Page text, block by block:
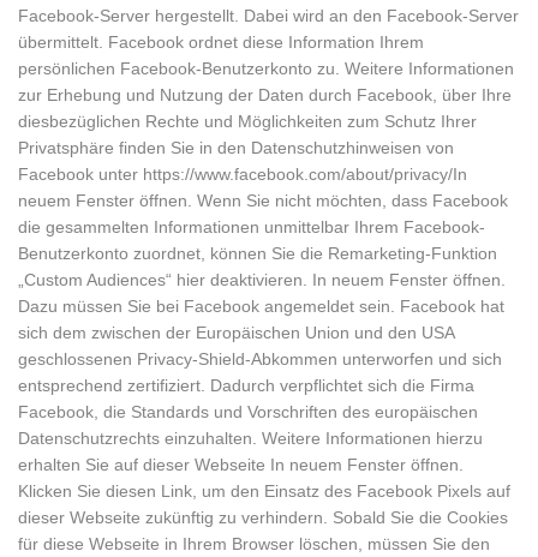
Facebook-Server hergestellt. Dabei wird an den Facebook-Server
übermittelt. Facebook ordnet diese Information Ihrem
persönlichen Facebook-Benutzerkonto zu. Weitere Informationen
zur Erhebung und Nutzung der Daten durch Facebook, über Ihre
diesbezüglichen Rechte und Möglichkeiten zum Schutz Ihrer
Privatsphäre finden Sie in den Datenschutzhinweisen von
Facebook unter https://www.facebook.com/about/privacy/In
neuem Fenster öffnen. Wenn Sie nicht möchten, dass Facebook
die gesammelten Informationen unmittelbar Ihrem Facebook-
Benutzerkonto zuordnet, können Sie die Remarketing-Funktion
„Custom Audiences“ hier deaktivieren. In neuem Fenster öffnen.
Dazu müssen Sie bei Facebook angemeldet sein. Facebook hat
sich dem zwischen der Europäischen Union und den USA
geschlossenen Privacy-Shield-Abkommen unterworfen und sich
entsprechend zertifiziert. Dadurch verpflichtet sich die Firma
Facebook, die Standards und Vorschriften des europäischen
Datenschutzrechts einzuhalten. Weitere Informationen hierzu
erhalten Sie auf dieser Webseite In neuem Fenster öffnen.
Klicken Sie diesen Link, um den Einsatz des Facebook Pixels auf
dieser Webseite zukünftig zu verhindern. Sobald Sie die Cookies
für diese Webseite in Ihrem Browser löschen, müssen Sie den